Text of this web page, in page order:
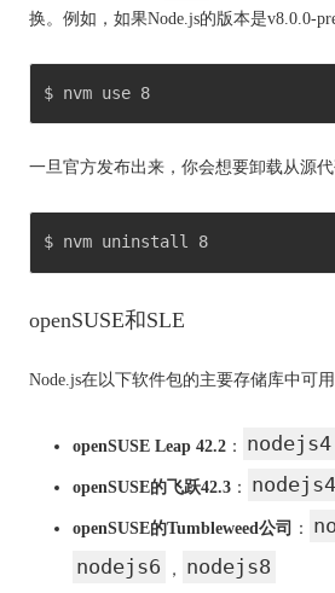
换。 例如，如果Node.js的版本是v8.0.0-
$ nvm use 8
一旦官方发布出来，你会想要卸载从源代
$ nvm uninstall 8
openSUSE和SLE
Node.js在以下软件包的主要存储库中可用
openSUSE Leap 42.2 ： nodejs4
openSUSE的飞跃42.3 ： nodejs4
openSUSE的Tumbleweed公司 ：
nodejs6 ， nodejs8